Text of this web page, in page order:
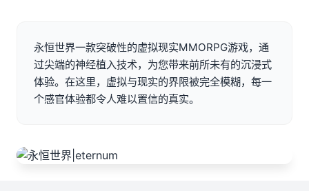
永恒世界一款突破性的虚拟现实MMORPG游戏，通
过尖端的神经植入技术，为您带来前所未有的沉浸式
体验。在这里，虚拟与现实的界限被完全模糊，每一
个感官体验都令人难以置信的真实。